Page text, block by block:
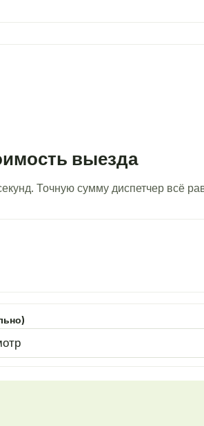
выезда
Точную сумму диспетчер всё